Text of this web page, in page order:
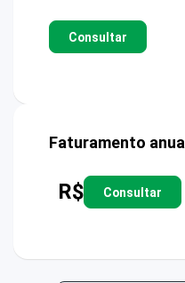
Consultar
Faturamento anual
R$ Consultar